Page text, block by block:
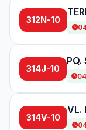
312N-10
314J-10
314V-10